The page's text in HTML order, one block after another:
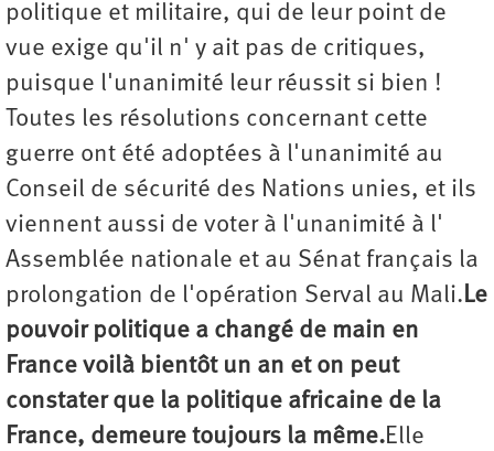
politique et militaire, qui de leur point de
vue exige qu'il n' y ait pas de critiques,
puisque l'unanimité leur réussit si bien !
Toutes les résolutions concernant cette
guerre ont été adoptées à l'unanimité au
Conseil de sécurité des Nations unies, et ils
viennent aussi de voter à l'unanimité à l'
Assemblée nationale et au Sénat français la
prolongation de l'opération Serval au Mali.Le
pouvoir politique a changé de main en
France voilà bientôt un an et on peut
constater que la politique africaine de la
France, demeure toujours la même.Elle